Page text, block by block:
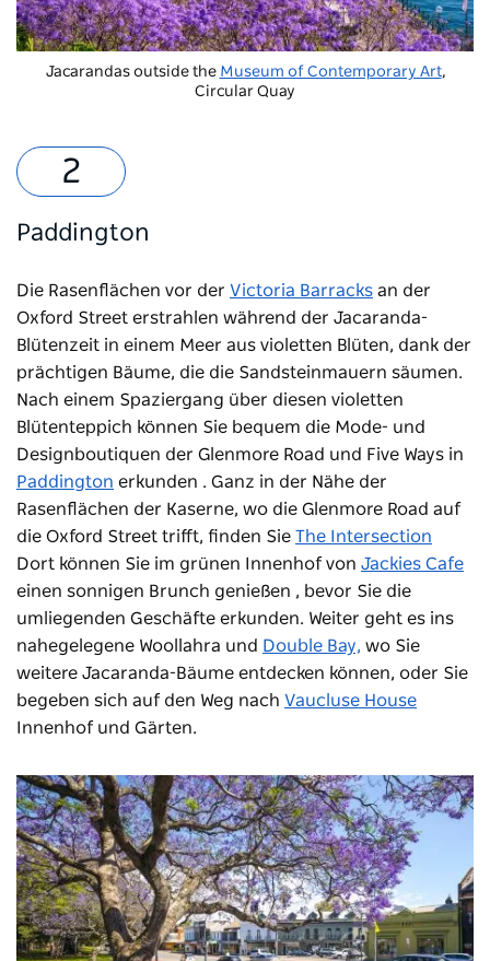
Jacarandas outside the Museum of Contemporary Art,
Circular Quay
Paddington
Die Rasenflächen vor der Victoria Barracks an der
Oxford Street erstrahlen während der Jacaranda-
Blütenzeit in einem Meer aus violetten Blüten, dank der
prächtigen Bäume, die die Sandsteinmauern säumen.
Nach einem Spaziergang über diesen violetten
Blütenteppich können Sie bequem die Mode- und
Designboutiquen der Glenmore Road und Five Ways in
Paddington erkunden . Ganz in der Nähe der
Rasenflächen der Kaserne, wo die Glenmore Road auf
die Oxford Street trifft, finden Sie The Intersection
Dort können Sie im grünen Innenhof von Jackies Cafe
einen sonnigen Brunch genießen , bevor Sie die
umliegenden Geschäfte erkunden. Weiter geht es ins
nahegelegene Woollahra und Double Bay, wo Sie
weitere Jacaranda-Bäume entdecken können, oder Sie
begeben sich auf den Weg nach Vaucluse House
Innenhof und Gärten.